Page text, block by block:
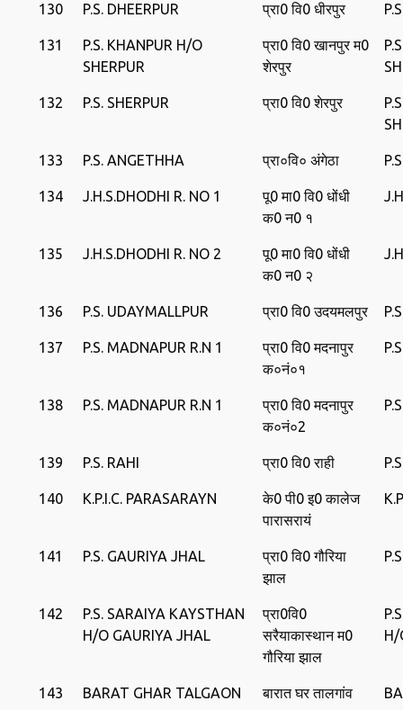
130 P.S. DHEERPUR प्रा0 वि0 धीरपुर
131
P.S. KHANPUR H/O
SHERPUR
प्रा0 वि0 खानपुर म0
शेरपुर
132 P.S. SHERPUR प्रा0 वि0 शेरपुर
133 P.S. ANGETHHA प्रा०वि० अंगेठा
134 J.H.S.DHODHI R. NO 1
पू0 मा0 वि0 धोंधी
क0 न0 १
135 J.H.S.DHODHI R. NO 2
पू0 मा0 वि0 धोंधी
क0 न0 २
136 P.S. UDAYMALLPUR प्रा0 वि0 उदयमलपुर
137 P.S. MADNAPUR R.N 1
प्रा0 वि0 मदनापुर
क०नं०१
138 P.S. MADNAPUR R.N 1
प्रा0 वि0 मदनापुर
क०नं०2
139 P.S. RAHI प्रा0 वि0 राही
140 K.P.I.C. PARASARAYN
के0 पी0 इ0 कालेज
पारासरायं
141 P.S. GAURIYA JHAL
प्रा0 वि0 गौरिया
झाल
142
P.S. SARAIYA KAYSTHAN
H/O GAURIYA JHAL
प्रा0वि0
सरैयाकास्‍थान म0
गौरिया झाल
H/
143 BARAT GHAR TALGAON बारात घर तालगांव